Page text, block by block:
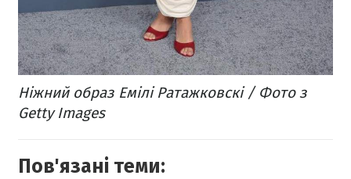
Ніжний образ Емілі Ратажковскі / Фото з
Getty Images
Пов'язані теми: